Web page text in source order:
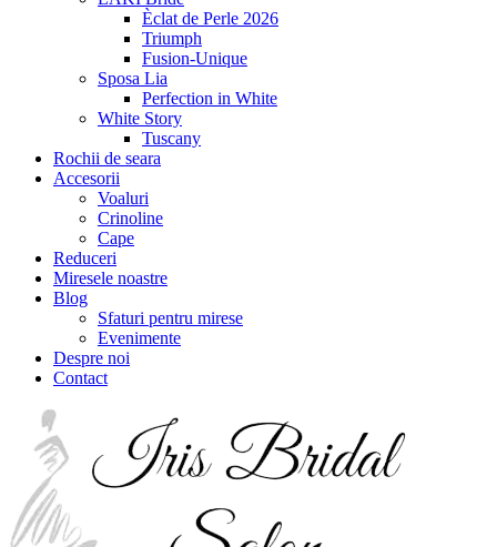
Èclat de Perle 2026
Triumph
Fusion-Unique
Sposa Lia
Perfection in White
White Story
Tuscany
Rochii de seara
Accesorii
Voaluri
Crinoline
Cape
Reduceri
Miresele noastre
Blog
Sfaturi pentru mirese
Evenimente
Despre noi
Contact